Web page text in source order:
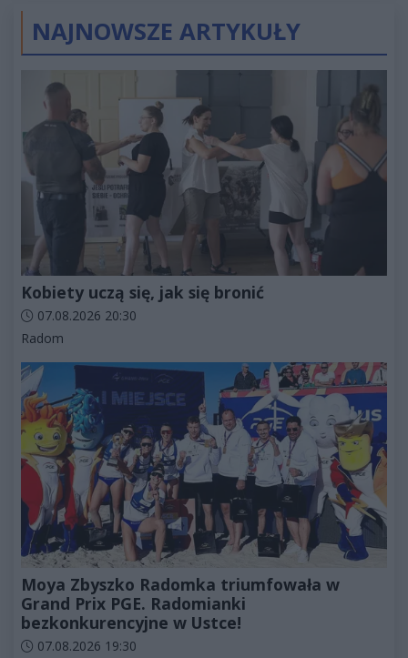
NAJNOWSZE ARTYKUŁY
Kobiety uczą się, jak się bronić
Data dodania artykułu:
07.08.2026 20:30
Kategorie artykułu:
Radom
Moya Zbyszko Radomka triumfowała w
Grand Prix PGE. Radomianki
bezkonkurencyjne w Ustce!
Data dodania artykułu:
07.08.2026 19:30